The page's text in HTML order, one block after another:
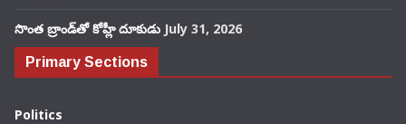
సొంత బ్రాండ్‌తో కోహ్లీ దూకుడు July 31, 2026
Primary Sections
Politics